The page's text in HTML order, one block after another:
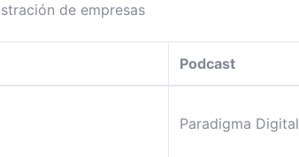
de empresas
Podcast
Paradigma Digital